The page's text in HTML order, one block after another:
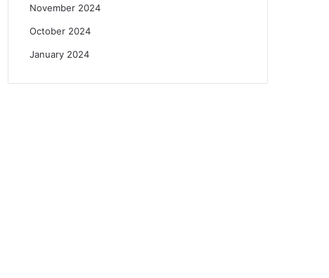
November 2024
October 2024
January 2024